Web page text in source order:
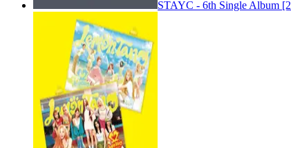
STAYC - 6th Single Album